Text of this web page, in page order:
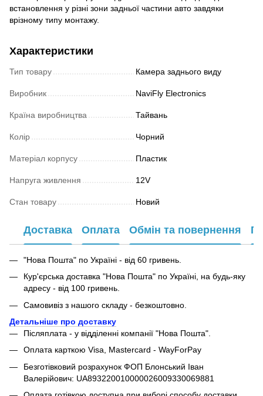
встановлення у різні зони задньої частини авто завдяки
врізному типу монтажу.
Характеристики
Тип товару Камера заднього виду
Виробник NaviFly Electronics
Країна виробництва Тайвань
Колір Чорний
Матеріал корпусу Пластик
Напруга живлення 12V
Стан товару Новий
Доставка Оплата Обмін та повернення
"Нова Пошта" по Україні - від 60 гривень.
Кур'єрська доставка "Нова Пошта" по Україні, на будь-яку
адресу - від 100 гривень.
Самовивіз з нашого складу - безкоштовно.
Детальніше про доставку
Післяплата - у відділенні компанії "Нова Пошта".
Оплата карткою Visa, Mastercard - WayForPay
Безготівковий розрахунок ФОП Блонський Іван
Валерійович: UA893220010000026009330069881